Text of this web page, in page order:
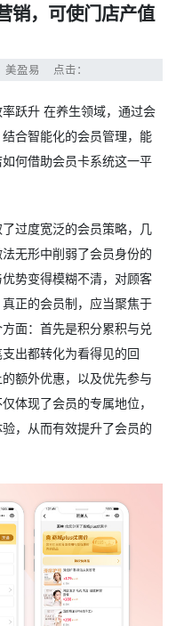
销，可使门店产值
美盈易 点击：
跃升 在养生领域，通过会
合智能化的会员管理，能
何借助会员卡系统这一平
过度宽泛的会员策略，几
无形中削弱了会员身份的
势变得模糊不清，对顾客
正的会员制，应当聚焦于
面：首先是积分累积与兑
出都转化为看得见的回
额外优惠，以及优先参与
体现了会员的专属地位，
，从而有效提升了会员的